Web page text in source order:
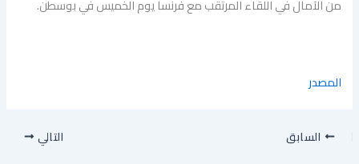
من الآمال في اللقاء المرتقب مع فرنسا يوم الخميس في بوسطن.
المصدر
السابق التالي